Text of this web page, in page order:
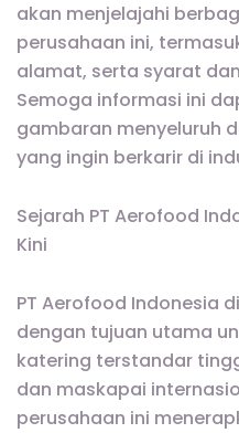
akan menjelajahi
perusahaan ini,
alamat, serta syarat
Semoga informasi ini
gambaran menyeluruh
yang ingin berkarir di
Sejarah PT Aerofood
Kini
PT Aerofood Indonesia
dengan tujuan utama
katering terstandar
dan maskapai
perusahaan ini